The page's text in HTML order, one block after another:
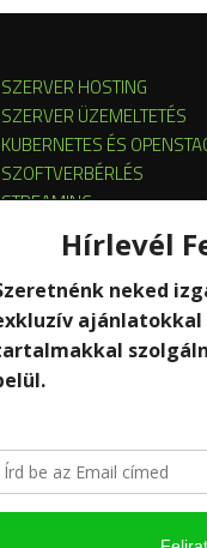
SZERVER HOSTING
SZERVER ÜZEMELTETÉS
KUBERNETES ÉS
SZOFTVERBÉRLÉS
STREAMING